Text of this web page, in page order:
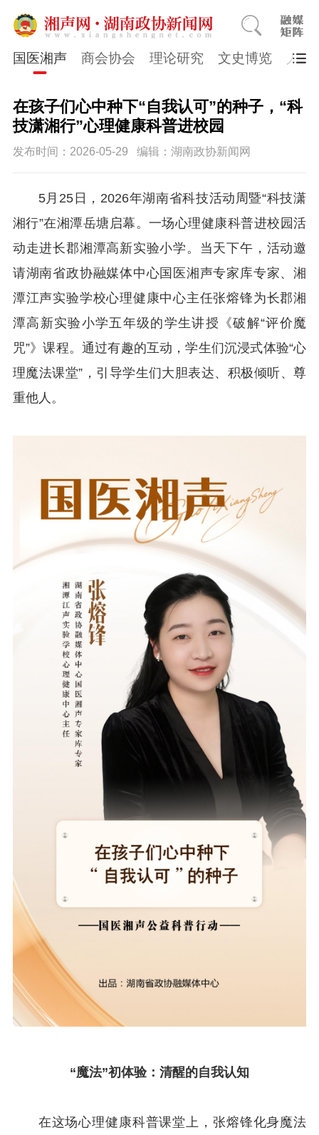
国医湘声 商会协会 理论研究 文史博览 人物
在孩子们心中种下“自我认可”的种子，“科
技潇湘行”心理健康科普进校园
发布时间：2026-05-29 编辑：湖南政协新闻网
5月25日，2026年湖南省科技活动周暨“科技潇
湘行”在湘潭岳塘启幕。一场心理健康科普进校园活
动走进长郡湘潭高新实验小学。当天下午，活动邀
请湖南省政协融媒体中心国医湘声专家库专家、湘
潭江声实验学校心理健康中心主任张熔锋为长郡湘
潭高新实验小学五年级的学生讲授《破解“评价魔
咒”》课程。通过有趣的互动，学生们沉浸式体验“心
理魔法课堂”，引导学生们大胆表达、积极倾听、尊
重他人。
“魔法”初体验： 清醒的自我认知
在这场心理健康科普课堂上，张熔锋化身魔法